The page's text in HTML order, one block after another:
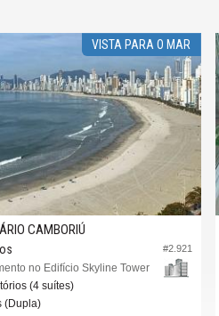
VISTA PARA O MAR
#2.921
CAMBORIÚ
no Edifício Skyline Tower
(4 suítes)
(Dupla)